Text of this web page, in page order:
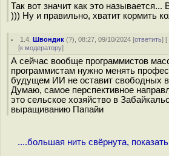
Так вот значит как это
))) Ну и правильно, хватит кормить
1.4 ,Швондик (?), 08:27, 09/10/2024 [ответить] [
[к модератору]
А сейчас вообще программистов
программистам нужно менять
будущем ИИ не оставит свободных
Думаю, самое перспективное
это сельское хозяйство в
выращиванию Папайи
....большая нить свёрнута,